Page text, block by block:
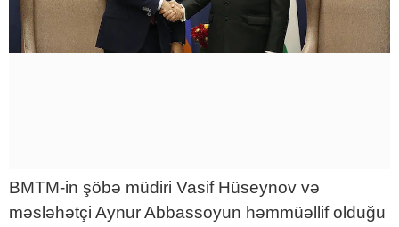
BMTM-in şöbə müdiri Vasif Hüseynov və
məsləhətçi Aynur Abbassoyun həmmüəllif olduğu